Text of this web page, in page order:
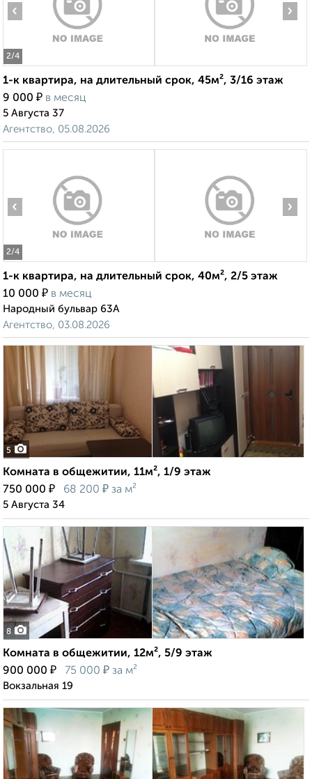
2/4
‹ ›
1-к квартира, на длительный срок, 45м², 3/16 этаж
9 000 ₽ в месяц
5 Августа 37
Агентство, 05.08.2026
2/4
‹ ›
1-к квартира, на длительный срок, 40м², 2/5 этаж
10 000 ₽ в месяц
Народный бульвар 63А
Агентство, 03.08.2026
5
Комната в общежитии, 11м², 1/9 этаж
750 000 ₽ 68 200 ₽ за м²
5 Августа 34
8
Комната в общежитии, 12м², 5/9 этаж
900 000 ₽ 75 000 ₽ за м²
Вокзальная 19